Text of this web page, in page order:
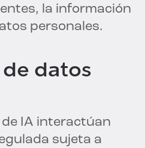
la información
personales.
datos
IA interactúan
sujeta a